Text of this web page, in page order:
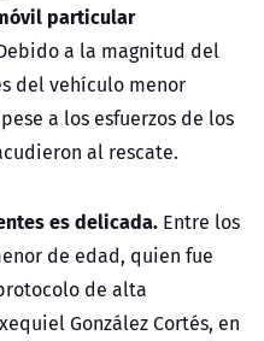
particular
a la magnitud del
del vehículo menor
a los esfuerzos de los
al rescate.
es delicada. Entre los
de edad, quien fue
de alta
González Cortés, en